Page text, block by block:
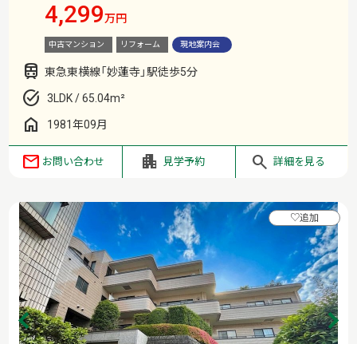
4,299万円
中古マンション リフォーム 現地案内会
東急東横線「妙蓮寺」駅徒歩5分
3LDK / 65.04m²
1981年09月
お問い合わせ 見学予約 詳細を見る
♡追加